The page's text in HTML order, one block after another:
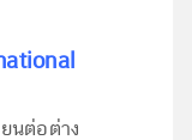
นต่อต่าง